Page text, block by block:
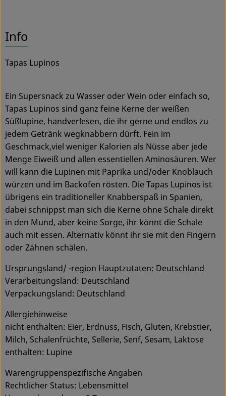
Info
Tapas Lupinos
Ein Supersnack zu Wasser oder Wein oder einfach so,
Tapas Lupinos sind ganz feine Kerne der weißen
Süßlupine, handverlesen, die ihr gerne und endlos zu
jedem Getränk wegknabbern dürft. Fein im
Geschmack,viel weniger Kalorien als Nüsse aber jede
Menge Eiweiß und allen essentiellen Aminosäuren. Wer
will kann die Lupinen mit Paprika und/oder Knoblauch
würzen und im Backofen rösten. Die Tapas Lupinos ist
übrigens ein traditioneller Knabberspaß in Spanien,
dabei schnippst man sich die Kerne ohne Schale direkt
in den Mund, aber keine Sorge, ihr könnt die Schale
auch mit essen. Alternativ könnt ihr sie mit den Fingern
oder Zähnen schälen.
Ursprungsland/ -region Hauptzutaten: Deutschland
Verarbeitungsland: Deutschland
Verpackungsland: Deutschland
Allergiehinweise
nicht enthalten: Eier, Erdnuss, Fisch, Gluten, Krebstier,
Milch, Schalenfrüchte, Sellerie, Senf, Sesam, Laktose
enthalten: Lupine
Warengruppenspezifische Angaben
Rechtlicher Status: Lebensmittel